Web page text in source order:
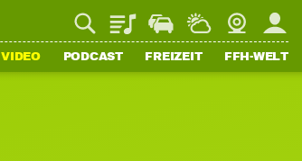
PlaylistStaupilotWetterWebcamMein
VIDEO PODCAST FREIZEIT FFH-WELT